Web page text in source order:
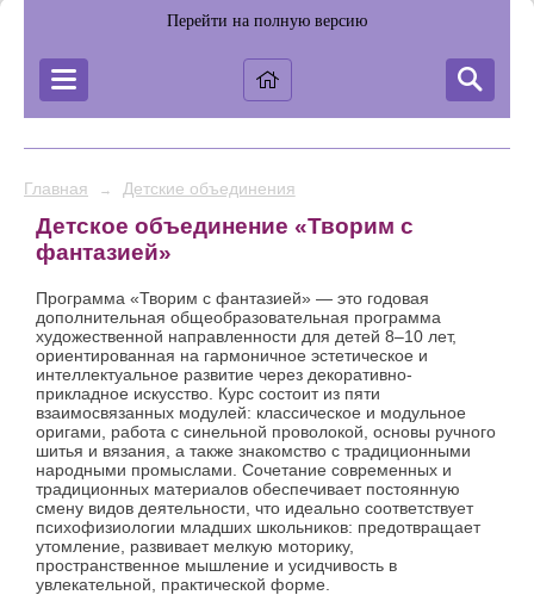
Перейти на полную версию
Главная → Детские объединения
Детское объединение «Творим с
фантазией»
Программа «Творим с фантазией» — это годовая
дополнительная общеобразовательная программа
художественной направленности для детей 8–10 лет,
ориентированная на гармоничное эстетическое и
интеллектуальное развитие через декоративно-
прикладное искусство. Курс состоит из пяти
взаимосвязанных модулей: классическое и модульное
оригами, работа с синельной проволокой, основы ручного
шитья и вязания, а также знакомство с традиционными
народными промыслами. Сочетание современных и
традиционных материалов обеспечивает постоянную
смену видов деятельности, что идеально соответствует
психофизиологии младших школьников: предотвращает
утомление, развивает мелкую моторику,
пространственное мышление и усидчивость в
увлекательной, практической форме.